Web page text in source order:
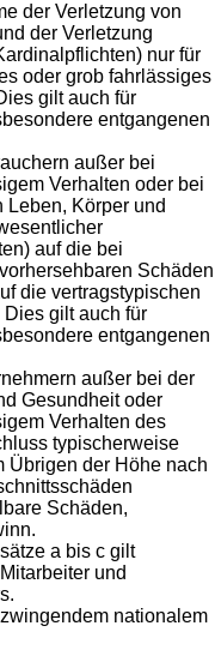
der Verletzung von
der Verletzung
nur für
oder grob fahrlässiges
gilt auch für
entgangenen
außer bei
Verhalten oder bei
Leben, Körper und
auf die bei
Schäden
die vertragstypischen
gilt auch für
entgangenen
außer bei der
Gesundheit oder
Verhalten des
typischerweise
Übrigen der Höhe nach
Schäden,
a bis c gilt
und
nationalem